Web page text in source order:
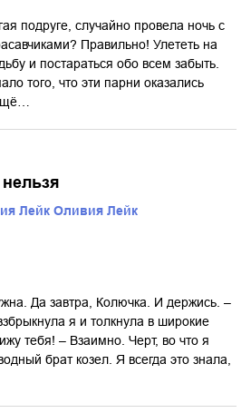
подруге, случайно провела ночь с
Правильно! Улететь на
и постараться обо всем забыть.
того, что эти парни оказались
Лейк Оливия Лейк
Да завтра, Колючка. И держись. –
я и толкнула в широкие
тебя! – Взаимно. Черт, во что я
брат козел. Я всегда это знала,